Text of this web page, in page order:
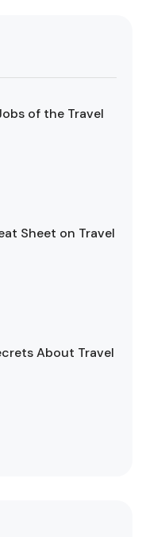
of the Travel
Sheet on Travel
About Travel